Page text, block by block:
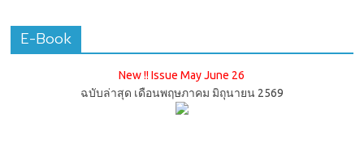
E-Book
New !! Issue May June 26
ฉบับล่าสุด เดือนพฤษภาคม มิถุนายน 2569